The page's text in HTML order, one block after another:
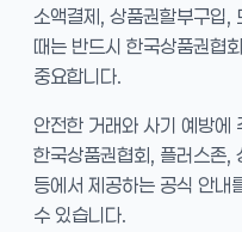
소액결제, 상품권할부구입,
때는 반드시 한국상품권협
중요합니다.
안전한 거래와 사기 예방에
한국상품권협회, 플러스
등에서 제공하는 공식 안내
수 있습니다.